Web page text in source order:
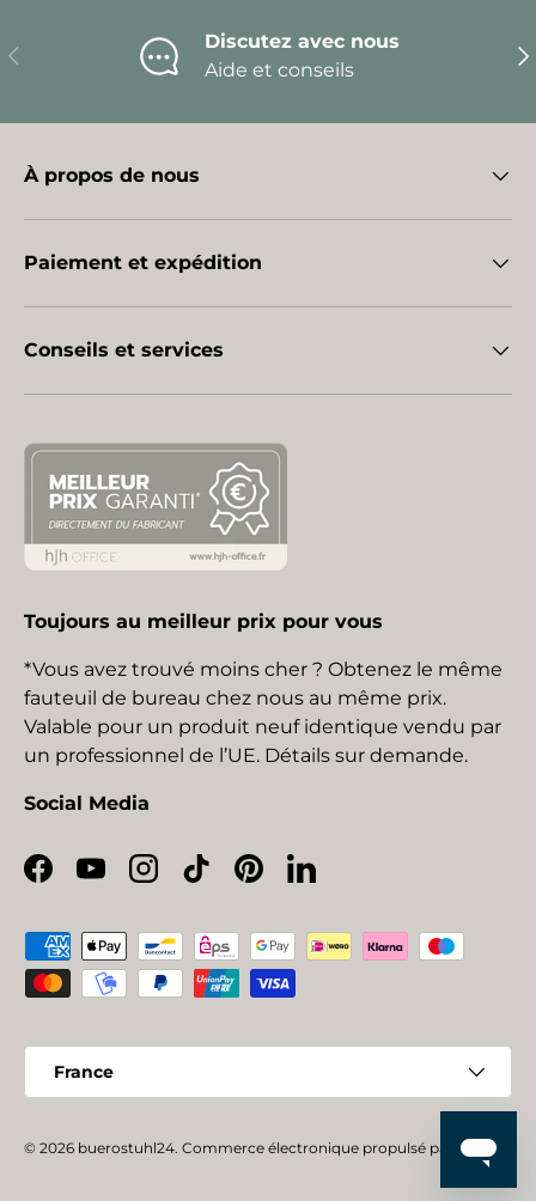
Précédent
Discutez avec nous
Aide et conseils
À propos de nous
Paiement et expédition
Conseils et services
Toujours au meilleur prix pour vous
*Vous avez trouvé moins cher ? Obtenez le même
fauteuil de bureau chez nous au même prix.
Valable pour un produit neuf identique vendu par
un professionnel de l’UE. Détails sur demande.
Social Media
Facebook
YouTubeInstagram
TikTokPinterestLinkedIn
Moyens de paiement acceptés
France
© 2026 buerostuhl24. Commerce électronique propulsé par Shopify